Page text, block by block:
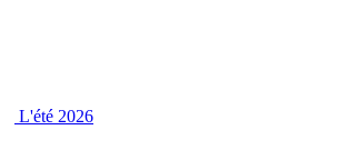
L'été 2026